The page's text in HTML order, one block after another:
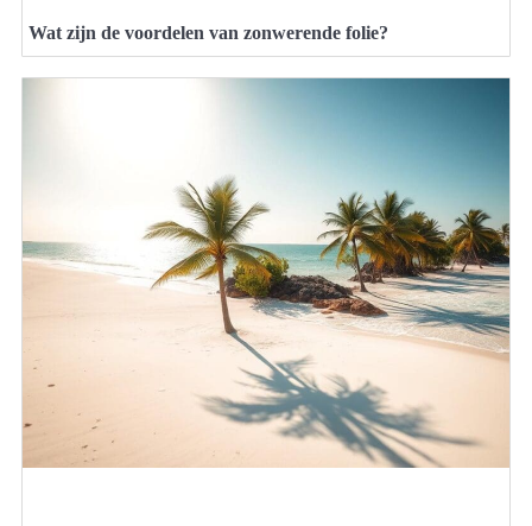
Wat zijn de voordelen van zonwerende folie?